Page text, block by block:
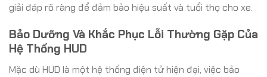
giải đáp rõ ràng để đảm bảo hiệu suất và tuổi thọ cho xe.
Bảo Dưỡng Và Khắc Phục Lỗi Thường Gặp Của
Hệ Thống HUD
Mặc dù HUD là một hệ thống điện tử hiện đại, việc bảo